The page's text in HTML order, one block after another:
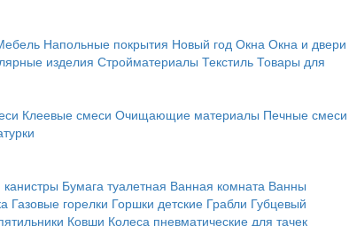
Напольные покрытия Новый год Окна Окна и двери
изделия Стройматериалы Текстиль Товары для
Клеевые смеси Очищающие материалы Печные смеси
Бумага туалетная Ванная комната Ванны
Газовые горелки Горшки детские Грабли Губцевый
Ковши Колеса пневматические для тачек